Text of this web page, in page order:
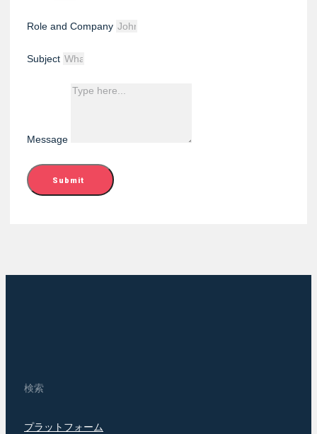
Role and Company
Subject
Message
Submit
検索
プラットフォーム